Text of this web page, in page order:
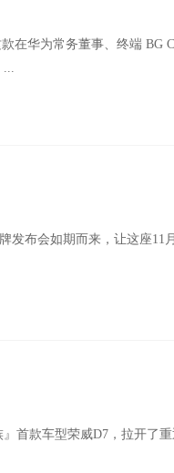
在华为常务董事、终端 BG
发布会如期而来，让这座
首款车型荣威D7，拉开了